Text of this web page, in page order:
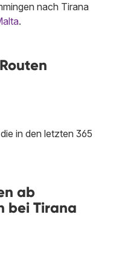
nach Tirana
.
in den letzten 365
ab
bei Tirana